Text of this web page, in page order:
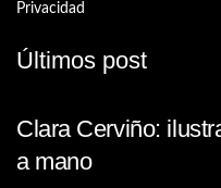
Privacidad
Últimos post
Clara Cerviño:
a mano